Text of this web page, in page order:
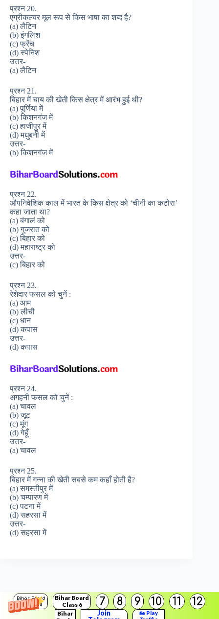
Bihar Board
Solutions
Bihar Board
Class 6
7 8 9 10 11 12
Bihar
Join
🏍️ Play
प्रश्न 20.
एग्रीकल्चर मूल रूप से किस भाषा का शब्द है?
(a) लैटिन
(b) इंगलिश
(c) फ्रेंच
(d) स्पेनिश
उत्तर-
(a) लैटिन
प्रश्न 21.
बिहार में चाय की खेती किस क्षेत्र में आरंभ हुई थी?
(a) पूर्णिया में
(b) किशनगंज में
(c) हाजीपुर में
(d) मधुबनी में
उत्तर-
(b) किशनगंज में
प्रश्न 22.
औपनिवेशिक काल में भारत के किस क्षेत्र को ‘चीनी का कटोरा’
कहा जाता था?
(a) बंगालं को
(b) गुजरात को
(c) बिहार को
(d) महाराष्ट्र को
उत्तर-
(c) बिहार को
प्रश्न 23.
रेशेदार फसल को चुनें :
(a) आम
(b) लीची
(c) धान
(d) कपास
उत्तर-
(d) कपास
प्रश्न 24.
अगहनी फसल को चुनें :
(a) चावल
(b) जूट
(c) मूंग
(d) गेहूँ
उत्तर-
(a) चावल
प्रश्न 25.
बिहार में गन्ना की खेती सबसे कम कहाँ होती है?
(a) समस्तीपुर में
(b) चम्पारण में
(c) पटना में
(d) सहरसा में
उत्तर-
(d) सहरसा में